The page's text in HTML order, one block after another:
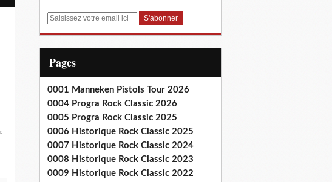
E
Pages
0001 Manneken Pistols Tour 2026
0004 Progra Rock Classic 2026
0005 Progra Rock Classic 2025
0006 Historique Rock Classic 2025
0007 Historique Rock Classic 2024
0008 Historique Rock Classic 2023
0009 Historique Rock Classic 2022